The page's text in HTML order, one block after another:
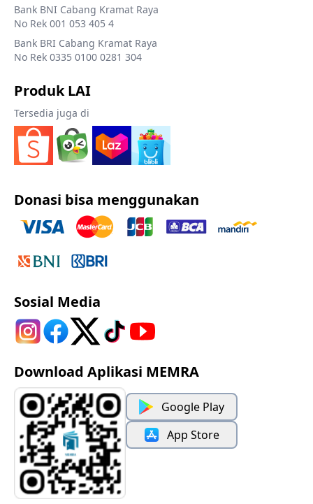
Bank BNI Cabang Kramat Raya
No Rek 001 053 405 4
Bank BRI Cabang Kramat Raya
No Rek 0335 0100 0281 304
Produk LAI
Tersedia juga di
Donasi bisa menggunakan
Sosial Media
Download Aplikasi MEMRA
Google Play
App Store